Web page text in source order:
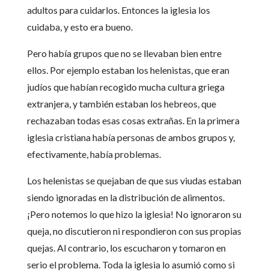
adultos para cuidarlos. Entonces la iglesia los
cuidaba, y esto era bueno.
Pero había grupos que no se llevaban bien entre
ellos. Por ejemplo estaban los helenistas, que eran
judíos que habían recogido mucha cultura griega
extranjera, y también estaban los hebreos, que
rechazaban todas esas cosas extrañas. En la primera
iglesia cristiana había personas de ambos grupos y,
efectivamente, había problemas.
Los helenistas se quejaban de que sus viudas estaban
siendo ignoradas en la distribución de alimentos.
¡Pero notemos lo que hizo la iglesia! No ignoraron su
queja, no discutieron ni respondieron con sus propias
quejas. Al contrario, los escucharon y tomaron en
serio el problema. Toda la iglesia lo asumió como si